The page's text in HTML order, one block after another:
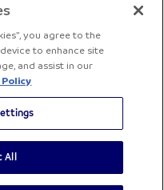
جميع
الشروط والأحكام
you agree to the
to enhance site
and assist in our
Policy